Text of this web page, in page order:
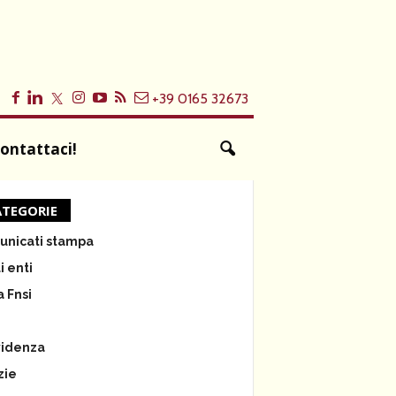
+39 0165 32673
stampa
enti
Fnsi